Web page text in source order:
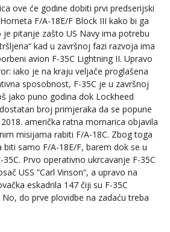
ove će godine dobiti prvi predserijski
F/A-18E/F Block III kako bi ga
pitanje zašto US Navy ima potrebu
kad u završnoj fazi razvoja ima
avion F-35C Lightning II. Upravo
iako je na kraju veljače proglašena
sposobnost, F-35C je u završnoj
jako puno godina dok Lockheed
broj primjeraka da se popune
američka ratna mornarica objavila
misijama rabiti F/A-18C. Zbog toga
biti samo F/A-18E/F, barem dok se u
Prvo operativno ukrcavanje F-35C
USS ”Carl Vinson“, a upravo na
eskadrila 147 čiji su F-35C
do prve plovidbe na zadaću treba